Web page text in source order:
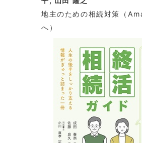
地主のための相続対策
（
へ）